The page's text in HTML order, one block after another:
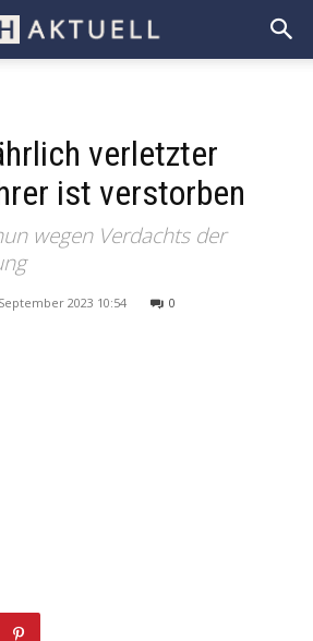
verletzter
ist verstorben
wegen Verdachts der
2023 10:54 0